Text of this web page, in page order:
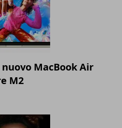
MacBook Air
M2